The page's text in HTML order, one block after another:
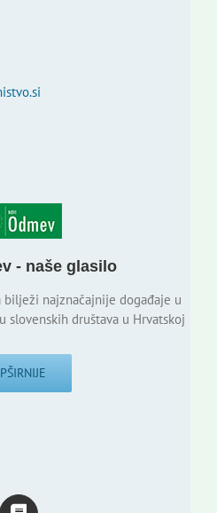
- naše glasilo
bilježi najznačajnije događaje u
slovenskih društava u Hrvatskoj